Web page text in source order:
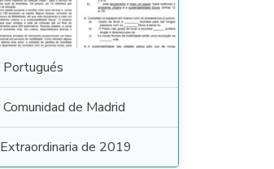
Portugués
Comunidad de Madrid
Extraordinaria de 2019